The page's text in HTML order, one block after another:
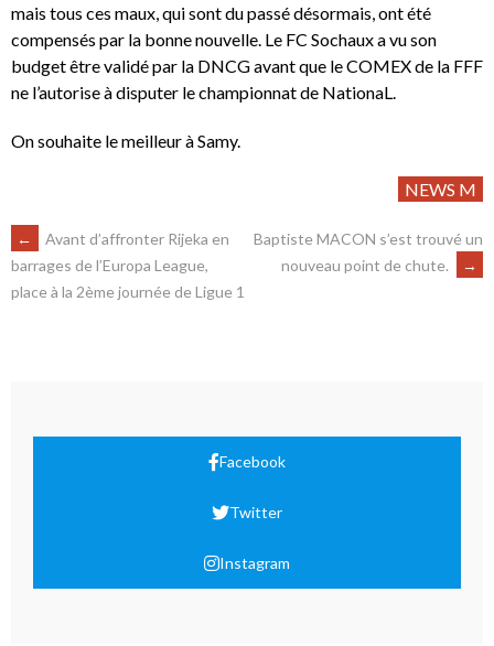
mais tous ces maux, qui sont du passé désormais, ont été
compensés par la bonne nouvelle. Le FC Sochaux a vu son
budget être validé par la DNCG avant que le COMEX de la FFF
ne l’autorise à disputer le championnat de NationaL.
On souhaite le meilleur à Samy.
NEWS M
←
Avant d’affronter Rijeka en
barrages de l’Europa League,
place à la 2ème journée de Ligue 1
Baptiste MACON s’est trouvé un
nouveau point de chute.
→
Facebook
Twitter
Instagram